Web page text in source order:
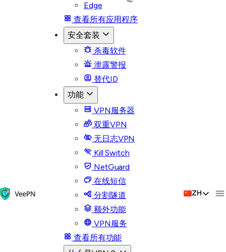
Edge
查看所有应用程序
安全套装
杀毒软件
泄露警报
替代ID
功能
VPN服务器
双重VPN
无日志VPN
Kill Switch
NetGuard
在线短信
分割隧道
额外功能
VPN服务
查看所有功能
ZH